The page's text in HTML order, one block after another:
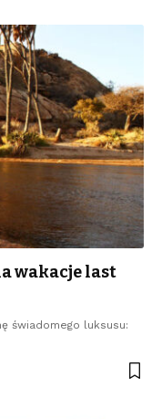
wakacje last
świadomego luksusu: